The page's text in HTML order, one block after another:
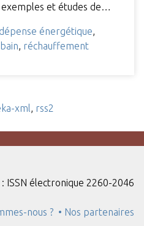
exemples et études de…
dépense énergétique
réchauffement
xml rss2
ISSN électronique 2260-2046
nous ? • Nos partenaires